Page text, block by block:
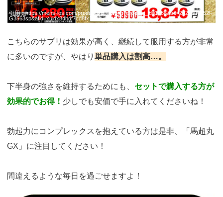
引用：https://mens-ios.com/products/detail.php?product_id=1088&ad=2021090352F
G3563sp&afid=xuidx84bdf7cd8fx1c9&_fsc=13
こちらのサプリは効果が高く、継続して服用する方が非常
に多いのですが、やはり 単品購入は割高…。
下半身の強さを維持するためにも、 セットで購入する方が
効果的でお得！ 少しでも安価で手に入れてくださいね！
勃起力にコンプレックスを抱えている方は是非、「馬超丸
GX」に注目してください！
間違えるような毎日を過ごせますよ！